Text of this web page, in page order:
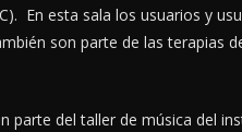
En esta sala los usuarios y
son parte de las terapias
parte del taller de música del